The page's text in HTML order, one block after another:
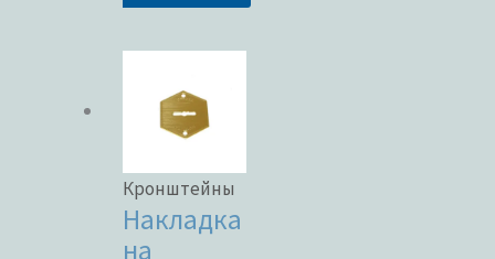
Кронштейны
Накладка
на